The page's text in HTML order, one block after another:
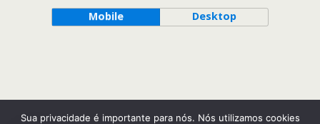
Mobile Desktop
Sua privacidade é importante para nós. Nós utilizamos cookies